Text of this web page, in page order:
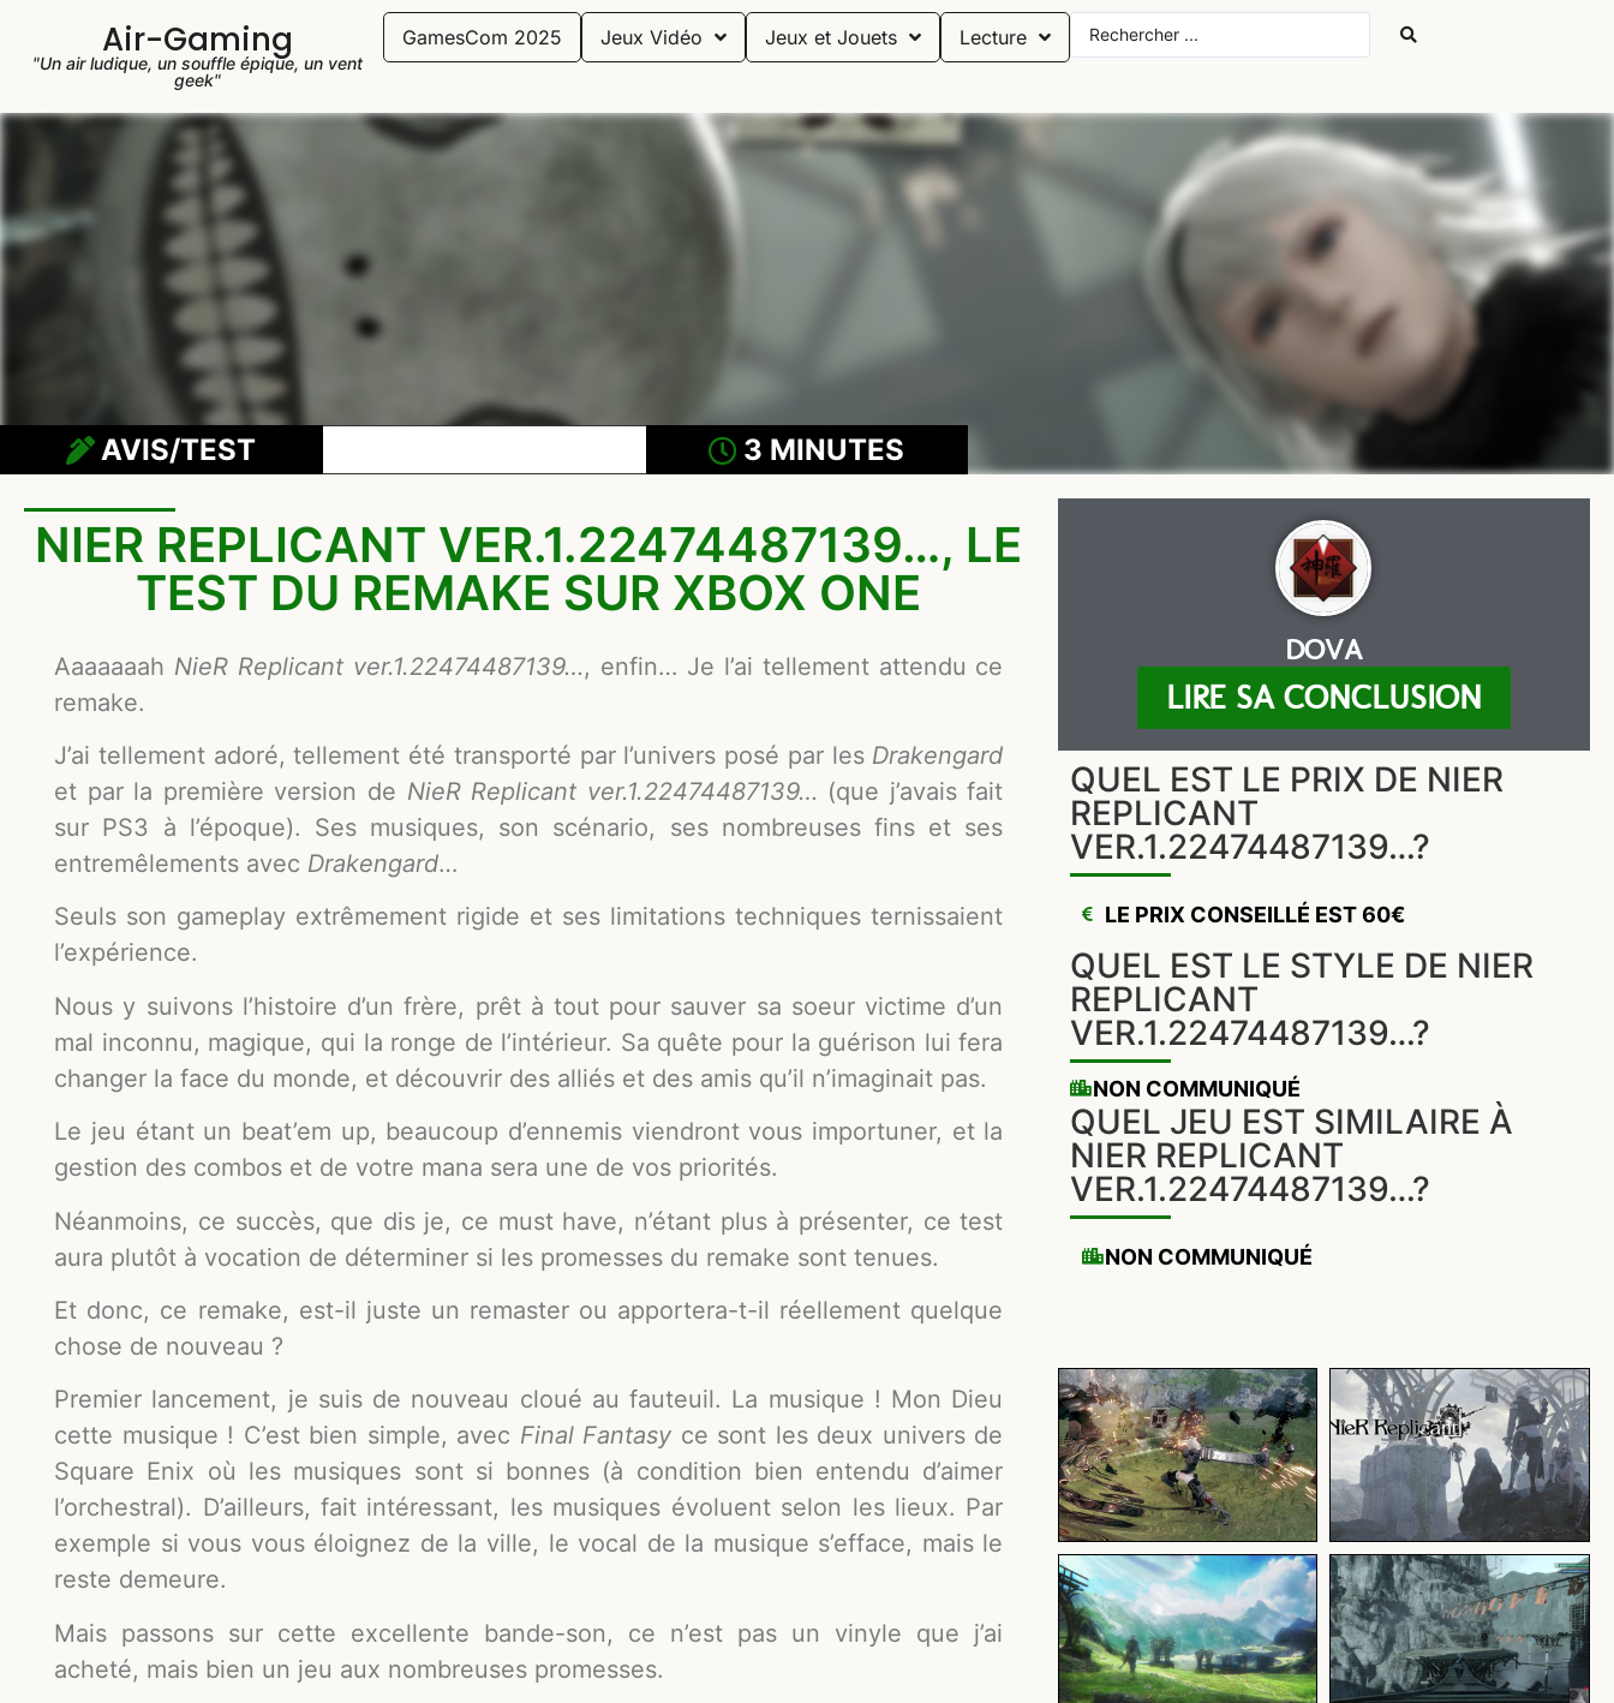
Air-Gaming
"Un air ludique, un souffle épique, un vent
geek"
GamesCom 2025 Jeux Vidéo Jeux et Jouets Lecture
AVIS/TEST 3 MINUTES
NIER REPLICANT VER.1.22474487139…, LE
TEST DU REMAKE SUR XBOX ONE
Aaaaaaah NieR Replicant ver.1.22474487139…, enfin… Je l’ai tellement attendu ce
remake.
J’ai tellement adoré, tellement été transporté par l’univers posé par les Drakengard
et par la première version de NieR Replicant ver.1.22474487139… (que j’avais fait
sur PS3 à l’époque). Ses musiques, son scénario, ses nombreuses fins et ses
entremêlements avec Drakengard…
Seuls son gameplay extrêmement rigide et ses limitations techniques ternissaient
l’expérience.
Nous y suivons l’histoire d’un frère, prêt à tout pour sauver sa soeur victime d’un
mal inconnu, magique, qui la ronge de l’intérieur. Sa quête pour la guérison lui fera
changer la face du monde, et découvrir des alliés et des amis qu’il n’imaginait pas.
Le jeu étant un beat’em up, beaucoup d’ennemis viendront vous importuner, et la
gestion des combos et de votre mana sera une de vos priorités.
Néanmoins, ce succès, que dis je, ce must have, n’étant plus à présenter, ce test
aura plutôt à vocation de déterminer si les promesses du remake sont tenues.
Et donc, ce remake, est-il juste un remaster ou apportera-t-il réellement quelque
chose de nouveau ?
Premier lancement, je suis de nouveau cloué au fauteuil. La musique ! Mon Dieu
cette musique ! C’est bien simple, avec Final Fantasy ce sont les deux univers de
Square Enix où les musiques sont si bonnes (à condition bien entendu d’aimer
l’orchestral). D’ailleurs, fait intéressant, les musiques évoluent selon les lieux. Par
exemple si vous vous éloignez de la ville, le vocal de la musique s’efface, mais le
reste demeure.
Mais passons sur cette excellente bande-son, ce n’est pas un vinyle que j’ai
acheté, mais bien un jeu aux nombreuses promesses.
DOVA
LIRE SA CONCLUSION
QUEL EST LE PRIX DE NIER
REPLICANT
VER.1.22474487139…?
LE PRIX CONSEILLÉ EST 60€
QUEL EST LE STYLE DE NIER
REPLICANT
VER.1.22474487139…?
NON COMMUNIQUÉ
QUEL JEU EST SIMILAIRE À
NIER REPLICANT
VER.1.22474487139…?
NON COMMUNIQUÉ